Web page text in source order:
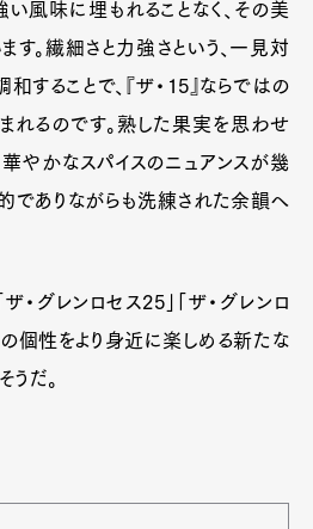
風味に埋もれることなく、その美
す。繊細さと力強さという、一見対
することで、『ザ・15』ならではの
れるのです。熟した果実を思わせ
華やかなスパイスのニュアンスが幾
でありながらも洗練された余韻へ
・グレンロセス25」「ザ・グレンロ
の個性をより身近に楽しめる新たな
だ。